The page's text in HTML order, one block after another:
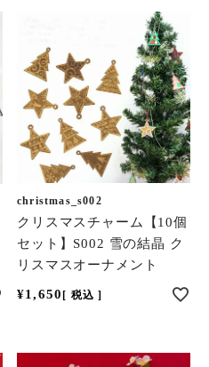
christmas_s002
クリスマスチャーム【10個
セット】S002 雪の結晶 ク
リスマスオーナメント
¥1,650 税込